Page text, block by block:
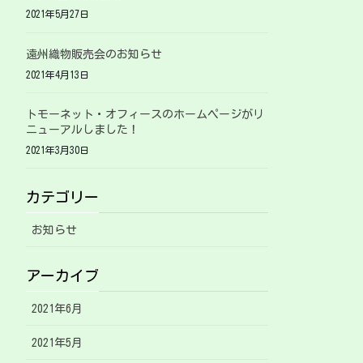
2021年5月27日
遠州織物販売会のお知らせ
2021年4月13日
トモーネット・オフィースのホームページがリ
ニューアルしました！
2021年3月30日
カテゴリー
お知らせ
アーカイブ
2021年6月
2021年5月